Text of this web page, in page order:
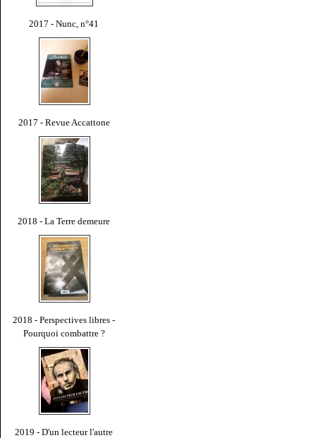
2017 - Nunc, n°41
2017 - Revue Accattone
2018 - La Terre demeure
2018 - Perspectives libres -
Pourquoi combattre ?
2019 - D'un lecteur l'autre